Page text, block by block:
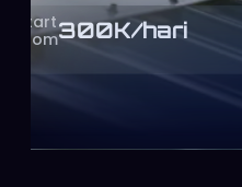
Start
From300K/hari